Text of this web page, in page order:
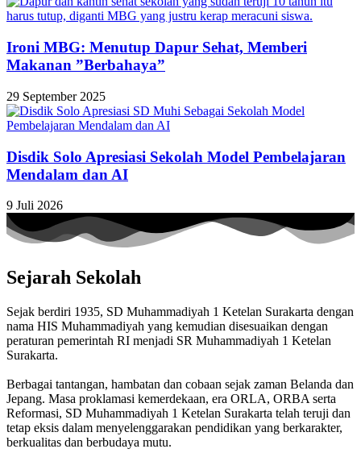
Ironi MBG: Menutup Dapur Sehat, Memberi
Makanan ”Berbahaya”
29 September 2025
Disdik Solo Apresiasi Sekolah Model Pembelajaran
Mendalam dan AI
9 Juli 2026
Sejarah Sekolah
Sejak berdiri 1935, SD Muhammadiyah 1 Ketelan Surakarta dengan
nama HIS Muhammadiyah yang kemudian disesuaikan dengan
peraturan pemerintah RI menjadi SR Muhammadiyah 1 Ketelan
Surakarta.
Berbagai tantangan, hambatan dan cobaan sejak zaman Belanda dan
Jepang. Masa proklamasi kemerdekaan, era ORLA, ORBA serta
Reformasi, SD Muhammadiyah 1 Ketelan Surakarta telah teruji dan
tetap eksis dalam menyelenggarakan pendidikan yang berkarakter,
berkualitas dan berbudaya mutu.